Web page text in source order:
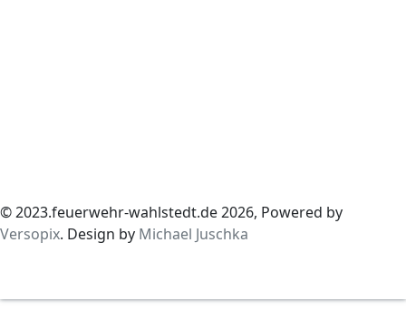
© 2023.feuerwehr-wahlstedt.de 2026, Powered by
Versopix. Design by Michael Juschka